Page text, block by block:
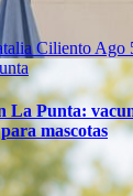
Ciliento Ago
La Punta:
mascotas